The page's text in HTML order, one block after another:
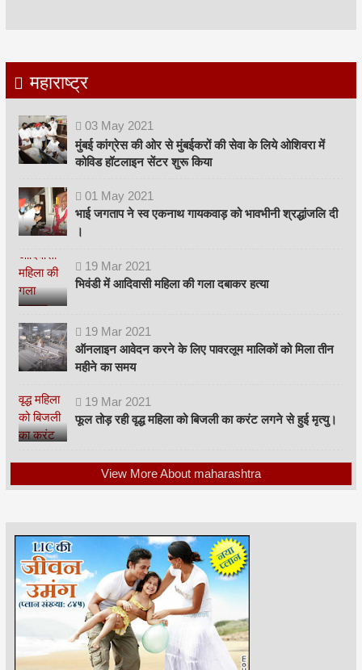
महाराष्ट्र
03 May 2021
मुंबई कांग्रेस की ओर से मुंबईकरों की सेवा के लिये ओशिवरा में
कोविड हॉटलाइन सेंटर शुरू किया
01 May 2021
भाई जगताप ने स्व एकनाथ गायकवाड़ को भावभीनी श्रद्धांजलि दी
।
19 Mar 2021
भिवंडी में आदिवासी महिला की गला दबाकर हत्या
19 Mar 2021
ऑनलाइन आवेदन करने के लिए पावरलूम मालिकों को मिला तीन
महीने का समय
19 Mar 2021
फूल तोड़ रही वृद्ध महिला को बिजली का करंट लगने से हुई मृत्यु।
View More About maharashtra